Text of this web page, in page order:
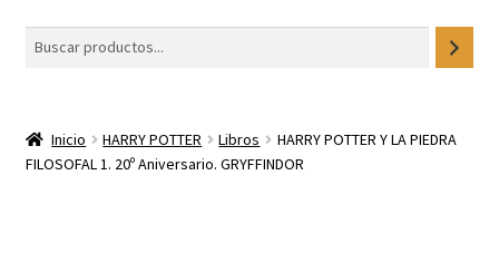
a
c
Buscar
Inicio HARRY POTTER Libros
HARRY POTTER Y LA PIEDRA
FILOSOFAL 1. 20º Aniversario. GRYFFINDOR